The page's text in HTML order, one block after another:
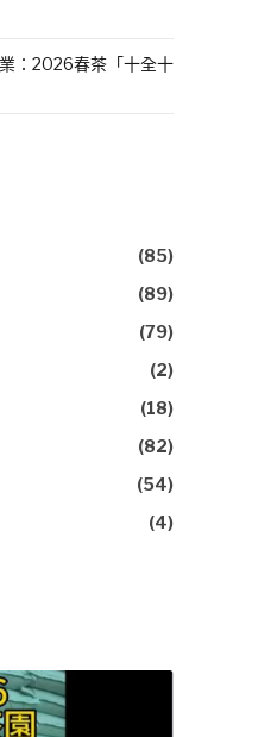
：2026春茶「十全十
(85)
(89)
(79)
(2)
(18)
(82)
(54)
(4)